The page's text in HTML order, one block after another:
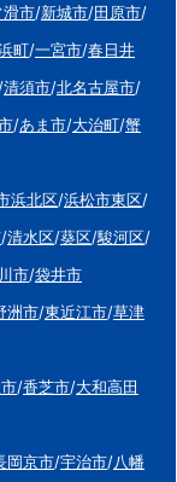
滑市/新城市/田原市/
町/一宮市/春日井
/清須市/北名古屋市/
/あま市/大治町/蟹
浜北区/浜松市東区/
/清水区/葵区/駿河区/
市/袋井市
洲市/東近江市/草津
/香芝市/大和高田
岡京市/宇治市/八幡